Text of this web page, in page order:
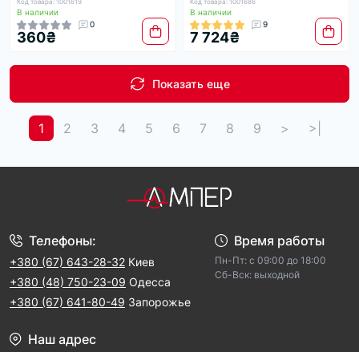
Код товара: 1001619
В наличии
0
360₴
Код товара: 1001686
В наличии
9
7 724₴
Показать еще
1 2 3 4 5 6 7 8 9 > >|
Телефоны:
+380 (67) 643-28-32 Киев
+380 (48) 750-23-09 Одесса
+380 (67) 641-80-49 Запорожье
Время работы
Пн-Пт: с 09:00 до 18:00
Cб-Вск: выходной
Наш адрес